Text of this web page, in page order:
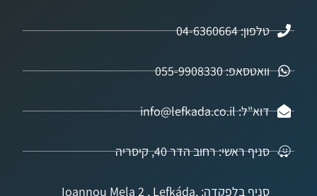
055-9908330
ראשי: רחוב הדר 40, קיסריה
סניף בלפקדה: Ioannou Mela 2 , Lefkáda,